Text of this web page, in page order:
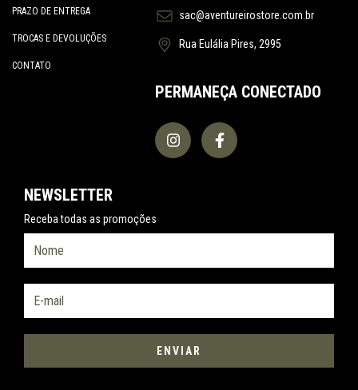
PRAZO DE ENTREGA
TROCAS E DEVOLUÇÕES
CONTATO
sac@aventureirostore.com.br
Rua Eulália Pires, 2995
PERMANEÇA CONECTADO
NEWSLETTER
Receba todas as promoções